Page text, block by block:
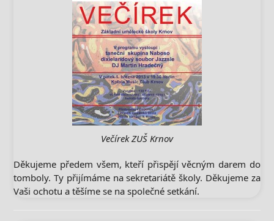
Večírek ZUŠ Krnov
Děkujeme předem všem, kteří přispějí věcným darem do
tomboly. Ty přijímáme na sekretariátě školy. Děkujeme za
Vaši ochotu a těšíme se na společné setkání.